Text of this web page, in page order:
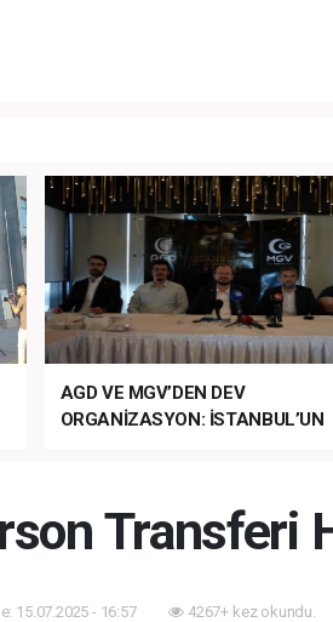
AGD VE MGV’DEN DEV
ORGANİZASYON: İSTANBUL’UN
Transferi
15.07.2025 - 16:57 4267+ kez okundu.